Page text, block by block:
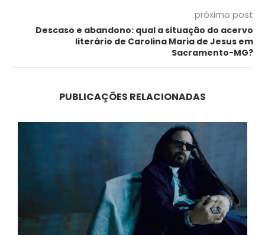
próximo post
Descaso e abandono: qual a situação do acervo
literário de Carolina Maria de Jesus em
Sacramento-MG?
PUBLICAÇÕES RELACIONADAS